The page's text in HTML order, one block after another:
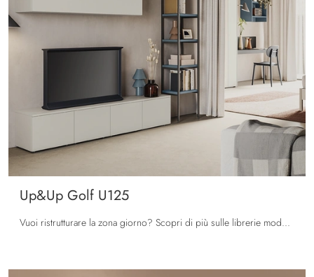
Up&Up Golf U125
Vuoi ristrutturare la zona giorno? Scopri di più sulle librerie moderne componibili e arreda i tuoi spazi con il modello Up&Up Golf U125.